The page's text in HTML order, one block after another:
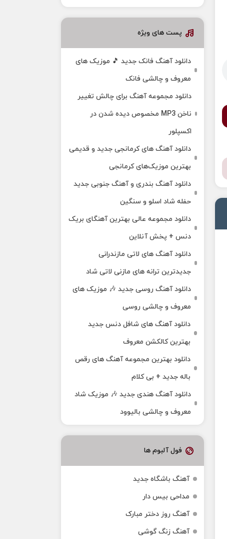
پست های ویژه
دانلود آهنگ فانک جدید 🎵 موزیک‌ های
معروف و چالشی فانک
دانلود مجموعه آهنگ برای چالش تغییر
ناخن MP3 مخصوص دیده شدن در
اکسپلور
دانلود آهنگ‌ های کرمانجی جدید و قدیمی
بهترین موزیک‌های کرمانجی
دانلود آهنگ بندری و آهنگ جنوبی جدید
حفله شاد اسلو و سنگین
دانلود مجموعه عالی بهترین آهنگای بریک
دنس + پخش آنلاین
دانلود آهنگ‌ های لاتی مازندرانی
جدیدترین ترانه های مازنی لاتی شاد
دانلود آهنگ روسی جدید 🎶 موزیک‌ های
معروف و چالشی روسی
دانلود آهنگ های شافل دنس جدید
بهترین کالکشن معروف
دانلود بهترین مجموعه آهنگ های رقص
باله جدید + بی کلام
دانلود آهنگ هندی جدید 🎶 موزیک شاد
معروف و چالشی بالیوود
فول آلبوم ها
آهنگ باشگاه جدید
مداحی بیس دار
آهنگ روز دختر مبارک
آهنگ زنگ گوشی